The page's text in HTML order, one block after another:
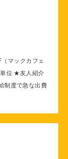
（マックカフェ
位 ★友人紹介
制度で急な出費